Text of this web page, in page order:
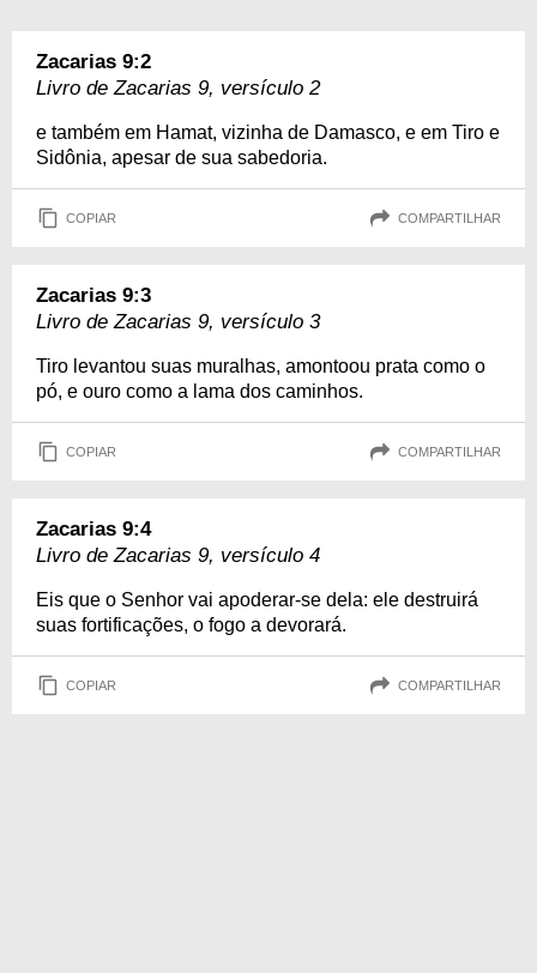
Zacarias 9:2
Livro de Zacarias 9, versículo 2
e também em Hamat, vizinha de Damasco, e em Tiro e
Sidônia, apesar de sua sabedoria.
COPIAR COMPARTILHAR
Zacarias 9:3
Livro de Zacarias 9, versículo 3
Tiro levantou suas muralhas, amontoou prata como o
pó, e ouro como a lama dos caminhos.
COPIAR COMPARTILHAR
Zacarias 9:4
Livro de Zacarias 9, versículo 4
Eis que o Senhor vai apoderar-se dela: ele destruirá
suas fortificações, o fogo a devorará.
COPIAR COMPARTILHAR